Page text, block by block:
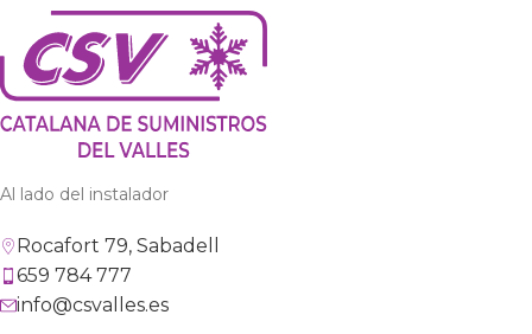
Al lado del instalador
Rocafort 79, Sabadell
659 784 777
info@csvalles.es